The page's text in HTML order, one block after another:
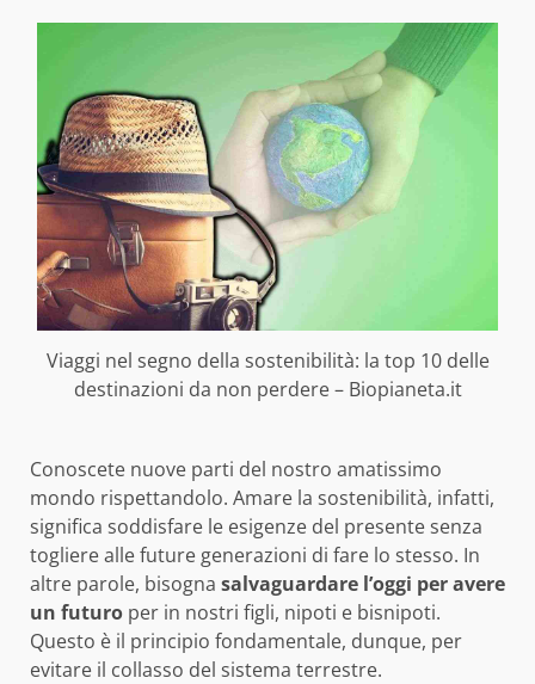
Viaggi nel segno della sostenibilità: la top 10 delle
destinazioni da non perdere – Biopianeta.it
Conoscete nuove parti del nostro amatissimo
mondo rispettandolo. Amare la sostenibilità, infatti,
significa soddisfare le esigenze del presente senza
togliere alle future generazioni di fare lo stesso. In
altre parole, bisogna salvaguardare l’oggi per avere
un futuro per in nostri figli, nipoti e bisnipoti.
Questo è il principio fondamentale, dunque, per
evitare il collasso del sistema terrestre.